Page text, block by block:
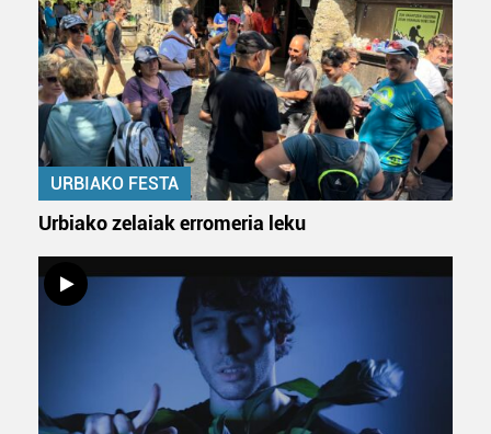
URBIAKO FESTA
Urbiako zelaiak erromeria leku